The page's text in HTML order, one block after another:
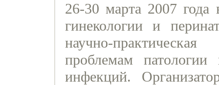
26-30 марта 2007 года
гинекологии и
научно-
проблемам
инфекций.